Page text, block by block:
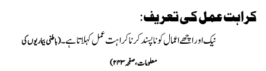
کراہت عمل کی تعریف:
نیک اور اچھے اعمال کو ناپسند کرنا کراہت عمل کہلاتا ہے۔(باطنی بیماریوں کی
معلومات،صفحہ۲۴۳)